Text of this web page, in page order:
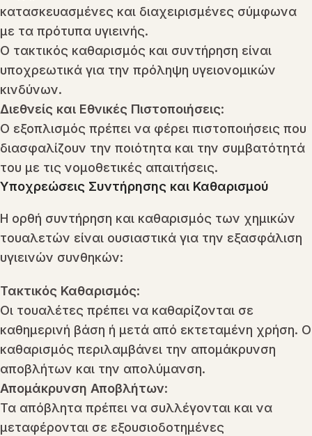
κατασκευασμένες και διαχειρισμένες σύμφωνα
με τα πρότυπα υγιεινής.
Ο τακτικός καθαρισμός και συντήρηση είναι
υποχρεωτικά για την πρόληψη υγειονομικών
κινδύνων.
Διεθνείς και Εθνικές Πιστοποιήσεις:
Ο εξοπλισμός πρέπει να φέρει πιστοποιήσεις που
διασφαλίζουν την ποιότητα και την συμβατότητά
του με τις νομοθετικές απαιτήσεις.
Υποχρεώσεις Συντήρησης και Καθαρισμού
Η ορθή συντήρηση και καθαρισμός των χημικών
τουαλετών είναι ουσιαστικά για την εξασφάλιση
υγιεινών συνθηκών:
Τακτικός Καθαρισμός:
Οι τουαλέτες πρέπει να καθαρίζονται σε
καθημερινή βάση ή μετά από εκτεταμένη χρήση. Ο
καθαρισμός περιλαμβάνει την απομάκρυνση
αποβλήτων και την απολύμανση.
Απομάκρυνση Αποβλήτων:
Τα απόβλητα πρέπει να συλλέγονται και να
μεταφέρονται σε εξουσιοδοτημένες